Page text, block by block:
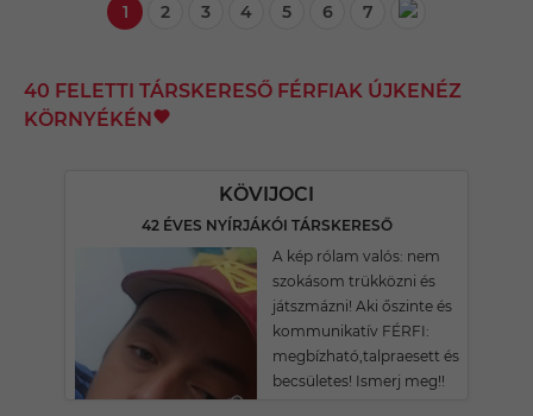
1 2 3 4 5 6 7
40 FELETTI TÁRSKERESŐ FÉRFIAK ÚJKENÉZ
KÖRNYÉKÉN
KÖVIJOCI
42 ÉVES NYÍRJÁKÓI TÁRSKERESŐ
A kép rólam valós: nem
szokásom trükközni és
játszmázni! Aki őszinte és
kommunikatív FÉRFI:
megbízható,talpraesett és
becsületes! Ismerj meg!!